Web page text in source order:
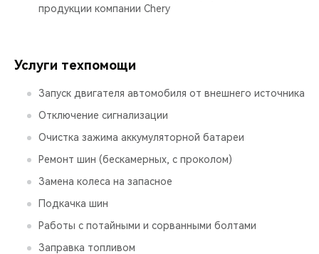
продукции компании Chery
Услуги техпомощи
Запуск двигателя автомобиля от внешнего источника
Отключение сигнализации
Очистка зажима аккумуляторной батареи
Ремонт шин (бескамерных, с проколом)
Замена колеса на запасное
Подкачка шин
Работы с потайными и сорванными болтами
Заправка топливом